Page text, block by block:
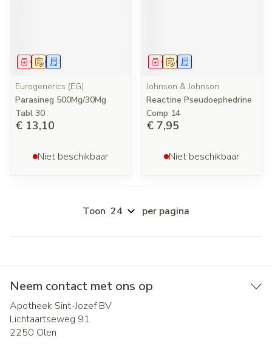
Op voorschrift
GeneesmiddelSchriftelijke aanvraag
Eurogenerics (EG)
Parasineg 500Mg/30Mg
Tabl 30
€ 13,10
Niet beschikbaar
Op voorschrift
GeneesmiddelSchriftelijke aanvraag
Johnson & Johnson
Reactine Pseudoephedrine
Comp 14
€ 7,95
Niet beschikbaar
Toon per pagina
Neem contact met ons op
Apotheek Sint-Jozef BV
Lichtaartseweg 91
2250 Olen